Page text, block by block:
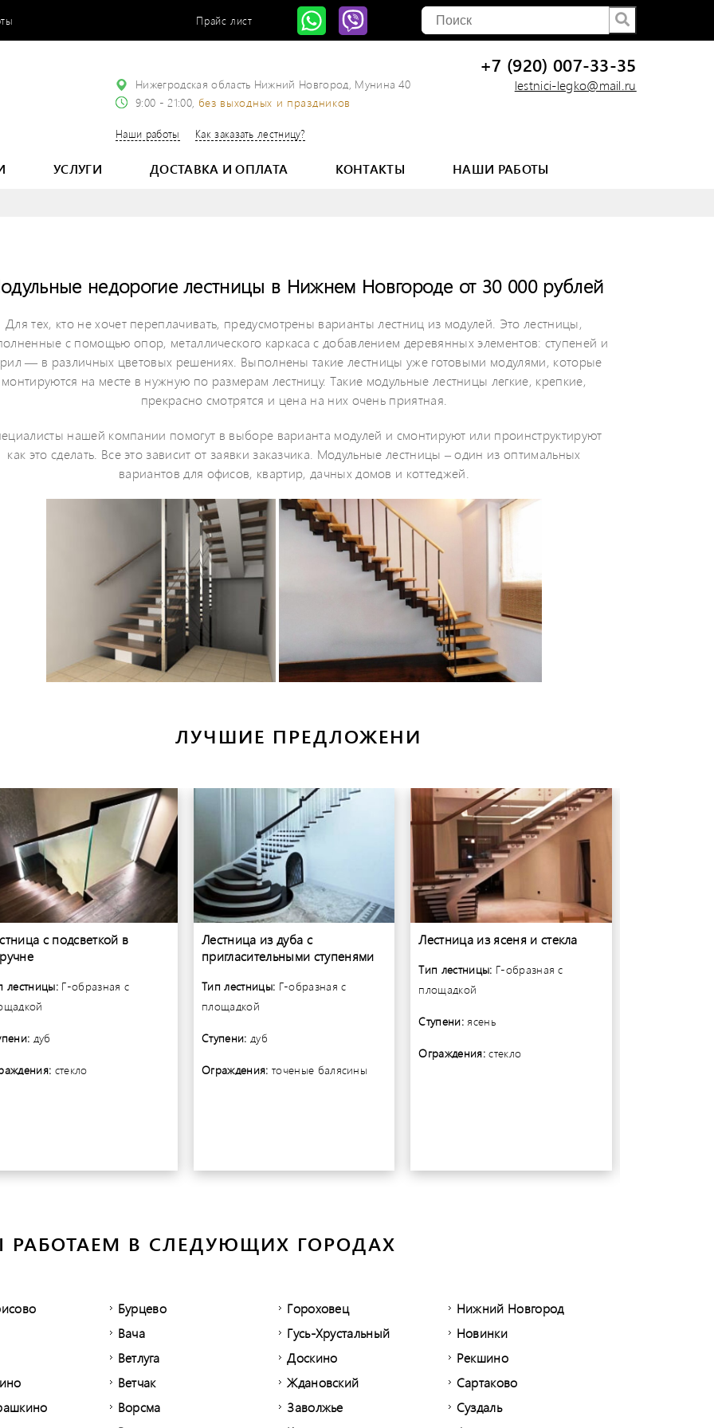
Прайс лист
Нижегродская область Нижний Новгород, Мунина 40
9:00 - 21:00, без выходных и праздников
Наши работы Как заказать лестницу?
+7 (920) 007-33-35
lestnici-legko@mail.ru
УСЛУГИ ДОСТАВКА И ОПЛАТА КОНТАКТЫ НАШИ РАБОТЫ
недорогие лестницы в Нижнем Новгороде от 30 000 рублей
Для тех, кто не хочет переплачивать, предусмотрены варианты лестниц из модулей. Это лестницы,
с помощью опор, металлического каркаса с добавлением деревянных элементов: ступеней и
— в различных цветовых решениях. Выполнены такие лестницы уже готовыми модулями, которые
монтируются на месте в нужную по размерам лестницу. Такие модульные лестницы легкие, крепкие,
прекрасно смотрятся и цена на них очень приятная.
нашей компании помогут в выборе варианта модулей и смонтируют или проинструктируют
как это сделать. Все это зависит от заявки заказчика. Модульные лестницы – один из оптимальных
вариантов для офисов, квартир, дачных домов и коттеджей.
ЛУЧШИЕ ПРЕДЛОЖЕНИ
с подсветкой в
лестницы: Г-образная с
дуб
стекло
Лестница из дуба с
пригласительными ступенями
Тип лестницы: Г-образная с
площадкой
Ступени:дуб
Ограждения: точеные балясины
Лестница из ясеня и стекла
Тип лестницы: Г-образная с
площадкой
Ступени:ясень
Ограждения:стекло
РАБОТАЕМ В СЛЕДУЮЩИХ ГОРОДАХ
Бурцево
Вача
Ветлуга
Ветчак
Ворсма
Гороховец
Гусь-Хрустальный
Доскино
Ждановский
Заволжье
Нижний Новгород
Новинки
Рекшино
Сартаково
Суздаль